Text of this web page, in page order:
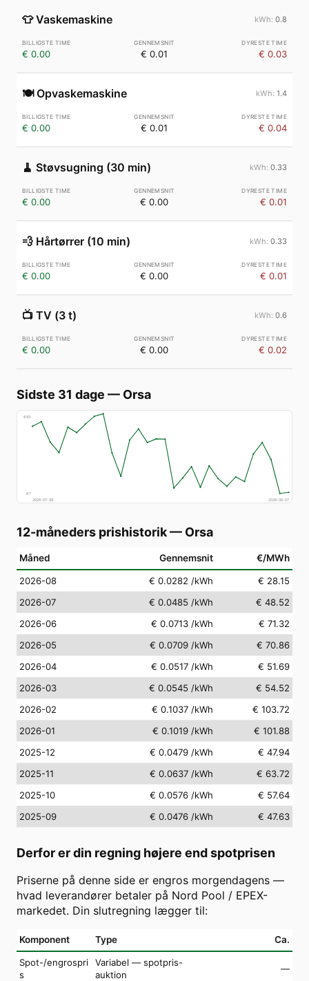
👕 Vaskemaskine 0.8
€ 0.00 € 0.01 € 0.03
🍽️ Opvaskemaskine 1.4
€ 0.00 € 0.01 € 0.04
🧹 Støvsugning (30 min) 0.33
€ 0.00 € 0.00 € 0.01
💨 Hårtørrer (10 min) 0.33
€ 0.00 € 0.00 € 0.01
📺 TV (3 t) 0.6
€ 0.00 € 0.00 € 0.02
Sidste 31 dage — Orsa
€83
€7
2026-07-09
2026-08-07
12-måneders prishistorik— Orsa
Måned Gennemsnit €/MWh
2026-08 € 0.0282 /kWh
€ 28.15
2026-07
€ 0.0485 /kWh
€ 48.52
2026-06
€ 0.0713 /kWh
€ 71.32
2026-05
€ 0.0709 /kWh
€ 70.86
2026-04
€ 0.0517 /kWh
€ 51.69
2026-03
€ 0.0545 /kWh
€ 54.52
2026-02
€ 0.1037 /kWh
€ 103.72
2026-01
€ 0.1019 /kWh
€ 101.88
2025-12
€ 0.0479 /kWh
€ 47.94
2025-11
€ 0.0637 /kWh
€ 63.72
2025-10
€ 0.0576 /kWh
€ 57.64
2025-09
€ 0.0476 /kWh € 47.63
Derfor er din regning højere end spotprisen
Priserne på denne side er engros morgendagens —
hvad leverandører betaler på Nord Pool / EPEX-
markedet. Din slutregning lægger til:
Komponent Type Ca.
Spot-/engrospri
s
Variabel — spotpris-
auktion
—